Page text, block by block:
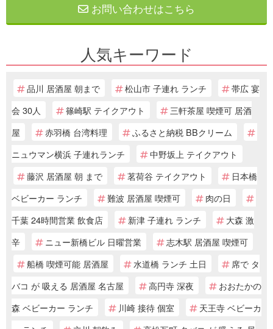
お問い合わせはこちら
人気キーワード
品川 居酒屋 朝まで 松山市 子連れ ランチ
帯広 宴
会 30人
篠崎駅 テイクアウト
三軒茶屋 喫煙可 居酒
屋
赤羽橋 台湾料理
ふるさと納税 BBクリーム
ニュウマン横浜 子連れランチ
中野坂上 テイクアウト
藤沢 居酒屋 朝 まで
茗荷谷 テイクアウト
日本橋
ベビーカー ランチ
難波 居酒屋 喫煙可
肉の日
千葉 24時間営業 飲食店
新津 子連れ ランチ
大森 激
辛
ニュー新橋ビル 日曜営業
志木駅 居酒屋 喫煙可
船橋 喫煙可能 居酒屋
水道橋 ランチ 土日
席で タ
バコ が 吸える 居酒屋 名古屋
高円寺 深夜
おおたかの
森 ベビーカー ランチ
川崎 接待 個室
天王寺 ベビーカ